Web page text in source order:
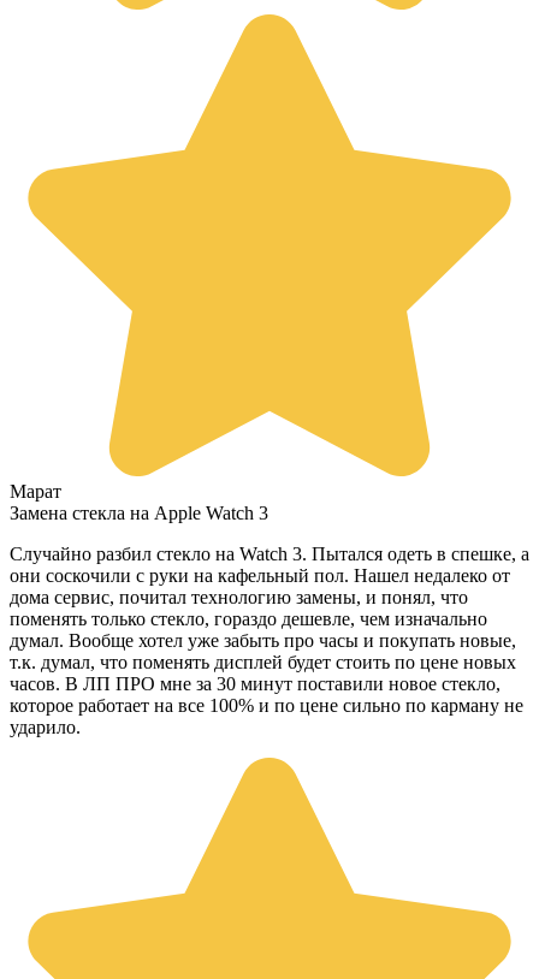
Марат
Замена стекла на Apple Watch 3
Случайно разбил стекло на Watch 3. Пытался одеть в спешке, а
они соскочили с руки на кафельный пол. Нашел недалеко от
дома сервис, почитал технологию замены, и понял, что
поменять только стекло, гораздо дешевле, чем изначально
думал. Вообще хотел уже забыть про часы и покупать новые,
т.к. думал, что поменять дисплей будет стоить по цене новых
часов. В ЛП ПРО мне за 30 минут поставили новое стекло,
которое работает на все 100% и по цене сильно по карману не
ударило.